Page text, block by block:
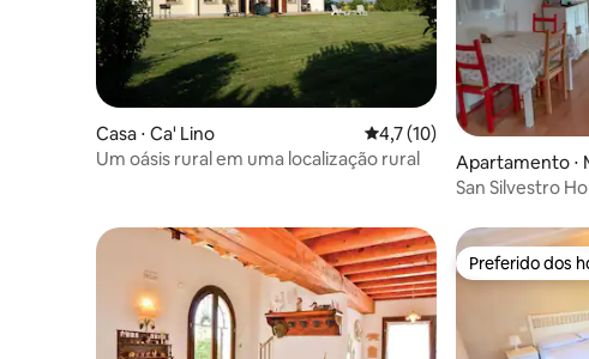
Casa ⋅ Ca' Lino 4,7 de uma avaliação
4,7 (10)
Um oásis rural em uma localização rural
Apartamento ⋅
San Silvestro
Preferido dos
Preferido dos